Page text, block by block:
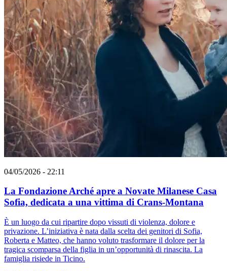
04/05/2026 - 22:11
La Fondazione Arché apre a Novate Milanese Casa
Sofia, dedicata a una vittima di Crans-Montana
È un luogo da cui ripartire dopo vissuti di violenza, dolore e
privazione. L’iniziativa è nata dalla scelta dei genitori di Sofia,
Roberta e Matteo, che hanno voluto trasformare il dolore per la
tragica scomparsa della figlia in un’opportunità di rinascita. La
famiglia risiede in Ticino.